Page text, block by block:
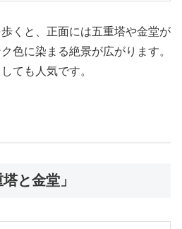
くと、正面には五重塔や金堂が
色に染まる絶景が広がります。
ても人気です。
と金堂」